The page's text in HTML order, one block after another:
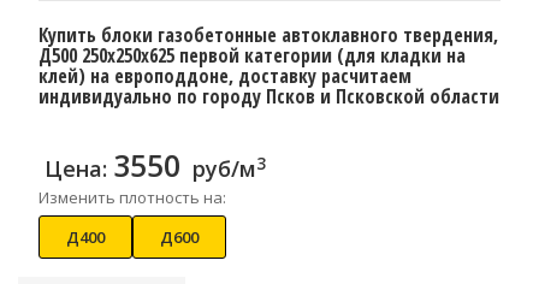
Купить блоки газобетонные автоклавного твердения,
Д500 250x250x625 первой категории (для кладки на
клей) на европоддоне, доставку расчитаем
индивидуально по городу Псков и Псковской области
Цена: 3550 руб/м3
Изменить плотность на:
Д400
Д600